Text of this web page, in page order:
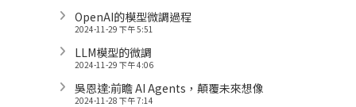
OpenAI的模型微調過程
2024-11-29 下午 5:51
LLM模型的微調
2024-11-29 下午 4:06
吳恩達:前瞻 AI Agents，顛覆未來想像
2024-11-28 下午 7:14